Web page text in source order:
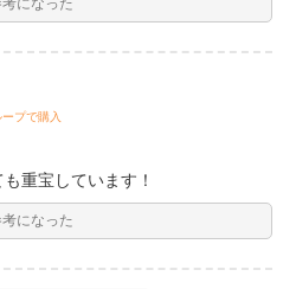
になった
プで購入
重宝しています！
になった